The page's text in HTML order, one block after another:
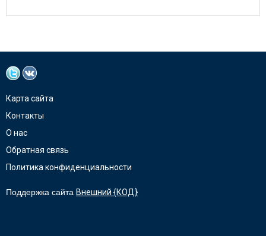
Карта сайта
Контакты
О нас
Обратная связь
Политика конфиденциальности
Поддержка сайта Внешний {КОД}